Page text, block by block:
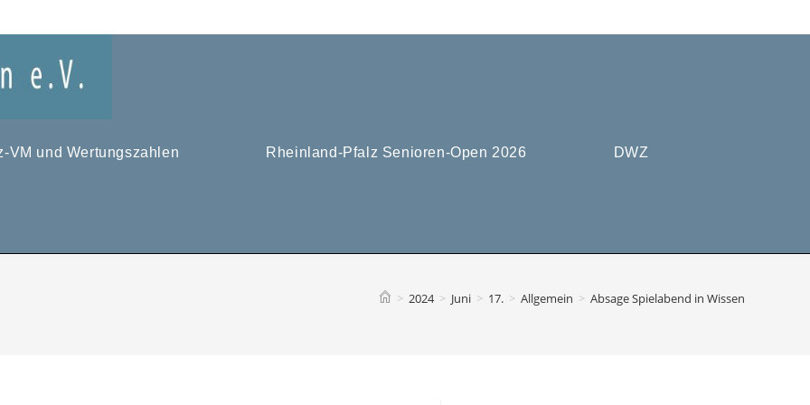
VM und Wertungszahlen Rheinland-Pfalz Senioren-Open 2026 DWZ
> 2024 > Juni > 17. > Allgemein > Absage Spielabend in Wissen